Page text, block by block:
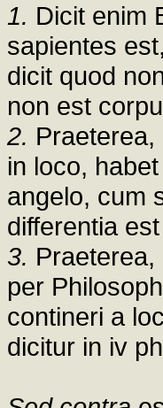
1. Dicit enim
sapientes
dicit quod
non est
2.
in loco,
angelo, cum
differentia
3.
per
contineri a
dicitur in iv